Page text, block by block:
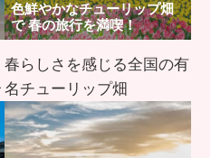
色鮮やかなチューリップ畑
で 春の旅行を満喫！
春らしさを感じる全国の有
名チューリップ畑